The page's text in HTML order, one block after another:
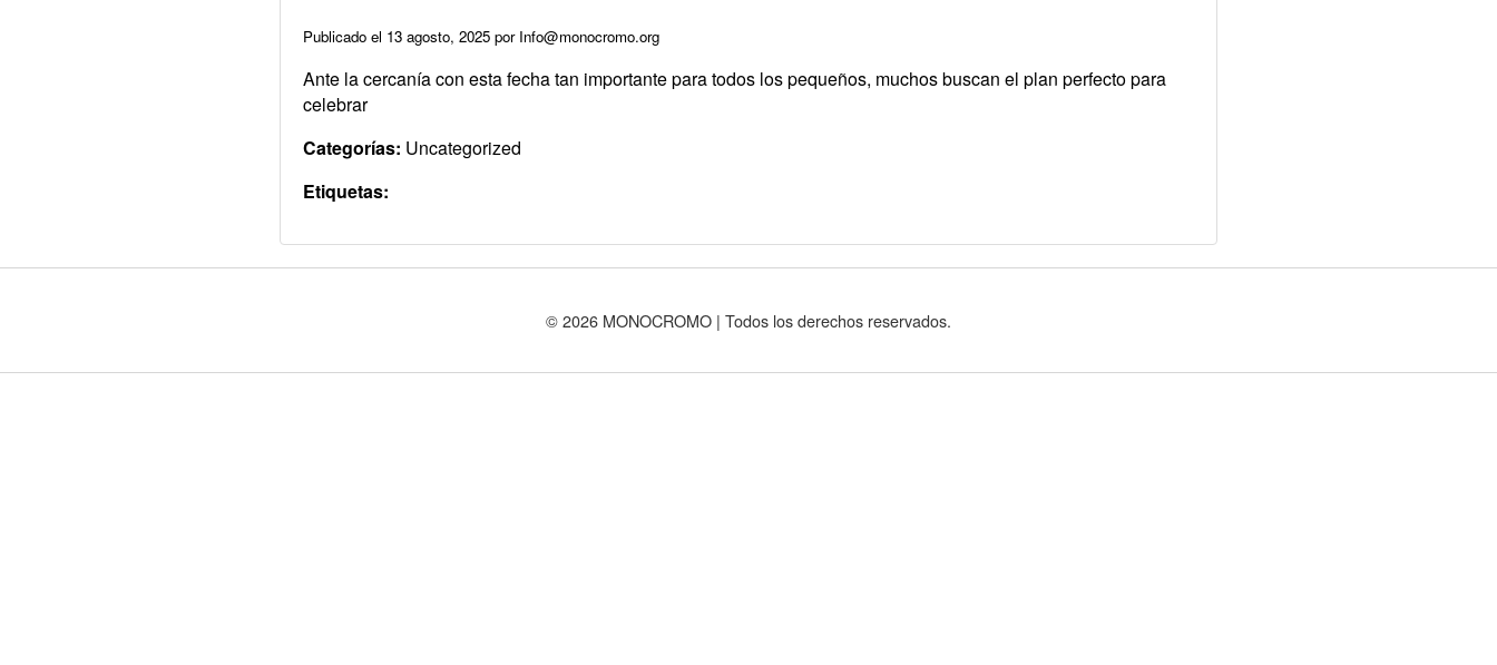
Publicado el 13 agosto, 2025 por Info@monocromo.org
Ante la cercanía con esta fecha tan importante para todos los pequeños, muchos buscan el plan perfecto para
celebrar
Categorías: Uncategorized
Etiquetas:
© 2026 MONOCROMO | Todos los derechos reservados.